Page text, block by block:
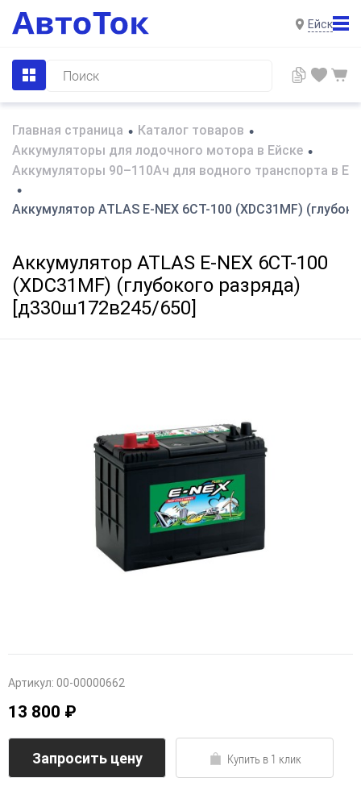
Ейск
Главная страница • Каталог товаров •
Аккумуляторы для лодочного мотора в Ейске •
Аккумуляторы 90–110Ач для водного транспорта в
•
Аккумулятор ATLAS E-NEX 6СТ-100 (XDC31MF)
Аккумулятор ATLAS E-NEX 6СТ-100
(XDC31MF) (глубокого разряда)
[д330ш172в245/650]
Артикул: 00-00000662
13 800 ₽
Запросить цену Купить в 1 клик